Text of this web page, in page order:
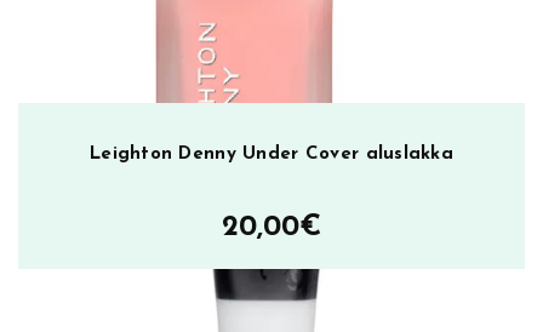
Leighton Denny Under Cover aluslakka
20,00€